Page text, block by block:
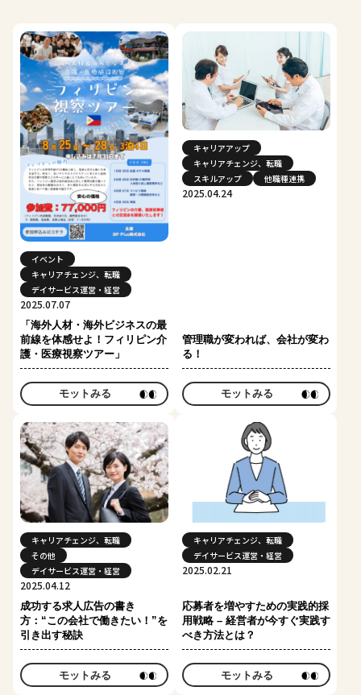
イベント
キャリアチェンジ、転職
デイサービス運営・経営
2025.07.07
「海外人材・海外ビジネスの最
前線を体感せよ！フィリピン介
護・医療視察ツアー」
モットみる
キャリアアップ
キャリアチェンジ、転職
スキルアップ
他職種連携
2025.04.24
管理職が変われば、会社が変わ
る！
モットみる
キャリアチェンジ、転職
その他
デイサービス運営・経営
2025.04.12
成功する求人広告の書き
方：“この会社で働きたい！”を
引き出す秘訣
モットみる
キャリアチェンジ、転職
デイサービス運営・経営
2025.02.21
応募者を増やすための実践的採
用戦略 – 経営者が今すぐ実践す
べき方法とは？
モットみる